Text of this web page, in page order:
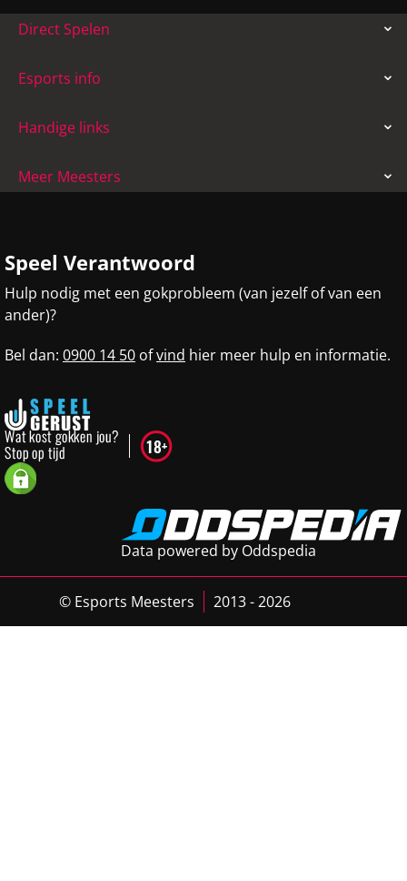
Direct Spelen
Esports info
Handige links
Meer Meesters
Speel Verantwoord
Hulp nodig met een gokprobleem (van jezelf of van een
ander)?
Bel dan: 0900 14 50 ofvind hier meer hulp en informatie.
Data powered by Oddspedia
© Esports Meesters 2013 - 2026